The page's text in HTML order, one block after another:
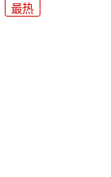
最热